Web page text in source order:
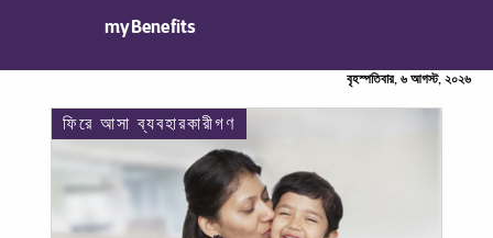
myBenefits
বৃহস্পতিবার, ৬ আগস্ট, ২০২৬
ফিরে আসা ব্যবহারকারীগণ